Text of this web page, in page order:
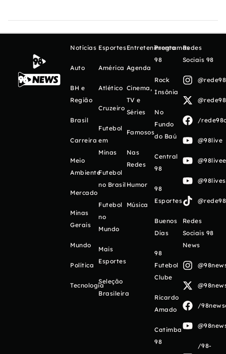
Notícias
Auto
BH e
Região
Brasil
Carreira
Meio
Ambiente
Mercado
Minas
Gerais
Mundo
Política
Tecnologia
Esportes
América
Atlético
Cruzeiro
Futebol
em
Minas
Futebol
no Brasil
Futebol
no
Mundo
Mais
Esportes
Seleção
Brasileira
Entretenimento
Agenda
Cinema,
TV e
Séries
Famosos
Nas
Redes
Humor
Música
Programas
98
Rock
Insônia
No
Fundo
do Baú
Central
98
98
Esportes
Buenos
Días
98
Futebol
Clube
Ricardo
Amado
Catimba
98
Redes
Sociais 98
/
@98live
Redes
Sociais 98
News
/
/98-